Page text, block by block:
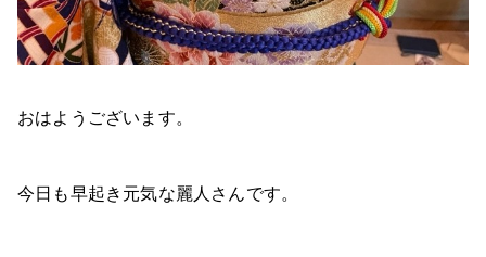
おはようございます。
今日も早起き元気な麗人さんです。